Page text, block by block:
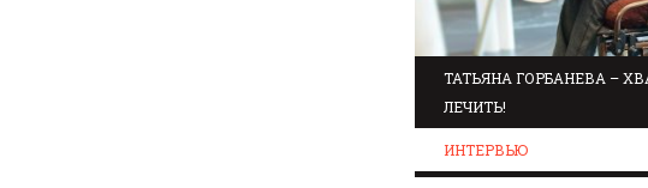
ТАТЬЯНА ГОРБАНЕВА –
ЛЕЧИТЬ!
ИНТЕРВЬЮ